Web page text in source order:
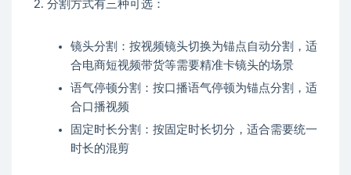
分割方式有三种可选：
镜头分割：按视频镜头切换为锚点自动分割，适
合电商短视频带货等需要精准卡镜头的场景
语气停顿分割：按口播语气停顿为锚点分割，适
合口播视频
固定时长分割：按固定时长切分，适合需要统一
时长的混剪